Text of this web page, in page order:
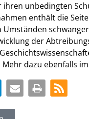
unbedingten
enthält die
der
Mehr dazu ebenfalls